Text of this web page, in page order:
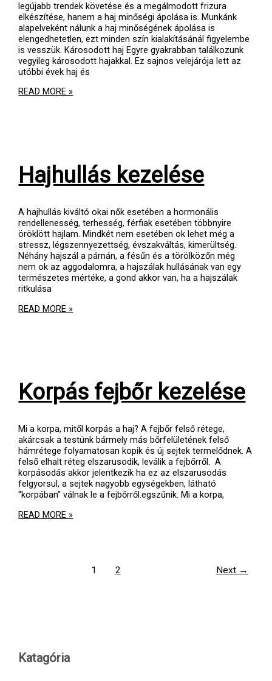
legújabb trendek követése és a megálmodott frizura
elkészítése, hanem a haj minőségi ápolása is. Munkánk
alapelveként nálunk a haj minőségének ápolása is
elengedhetetlen, ezt minden szín kialakításánál figyelembe
is vesszük. Károsodott haj Egyre gyakrabban találkozunk
vegyileg károsodott hajakkal. Ez sajnos velejárója lett az
utóbbi évek haj és
OLAPLEX
TÖREDEZETT
HAJ!
READ MORE »
Hajhullás kezelése
A hajhullás kiváltó okai nők esetében a hormonális
rendellenesség, terhesség, férfiak esetében többnyire
öröklött hajlam. Mindkét nem esetében ok lehet még a
stressz, légszennyezettség, évszakváltás, kimerültség.
Néhány hajszál a párnán, a fésűn és a törölközőn még
nem ok az aggodalomra, a hajszálak hullásának van egy
természetes mértéke, a gond akkor van, ha a hajszálak
ritkulása
HAJHULLÁS
READ MORE »
Korpás fejbőr kezelése
Mi a korpa, mitől korpás a haj? A fejbőr felső rétege,
akárcsak a testünk bármely más bőrfelületének felső
hámrétege folyamatosan kopik és új sejtek termelődnek. A
felső elhalt réteg elszarusodik, leválik a fejbőrről. A
korpásodás akkor jelentkezik ha ez az elszarusodás
felgyorsul, a sejtek nagyobb egységekben, látható
“korpában” válnak le a fejbőrről.egszűnik. Mi a korpa,
KORPÁS
READ MORE »
1 2 Next →
Katagória